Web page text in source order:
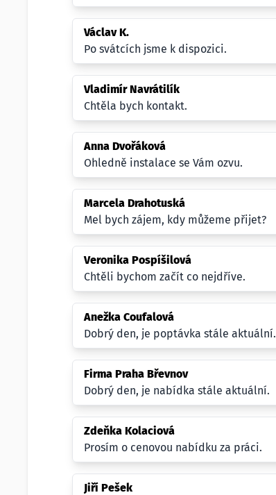
Václav K.
Po svátcích jsme k dispozici.
Vladimír Navrátilík
Chtěla bych kontakt.
Anna Dvořáková
Ohledně instalace se Vám ozvu.
Marcela Drahotuská
Mel bych zájem, kdy můžeme přijet?
Veronika Pospíšilová
Chtěli bychom začít co nejdříve.
Anežka Coufalová
Dobrý den, je poptávka stále aktuální.
Firma Praha Břevnov
Dobrý den, je nabídka stále aktuální.
Zdeňka Kolaciová
Prosím o cenovou nabídku za práci.
Jiří Pešek